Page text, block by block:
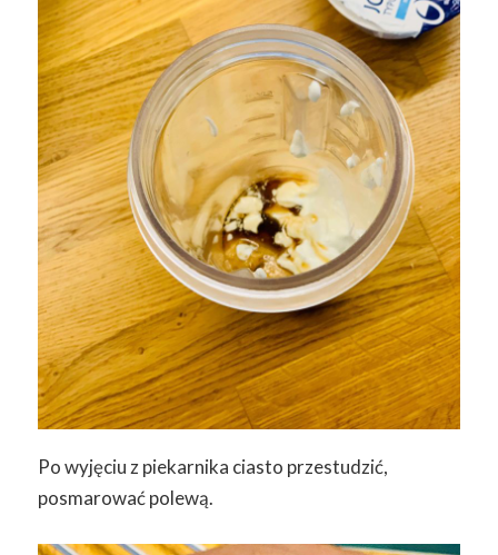
Po wyjęciu z piekarnika ciasto przestudzić,
posmarować polewą.